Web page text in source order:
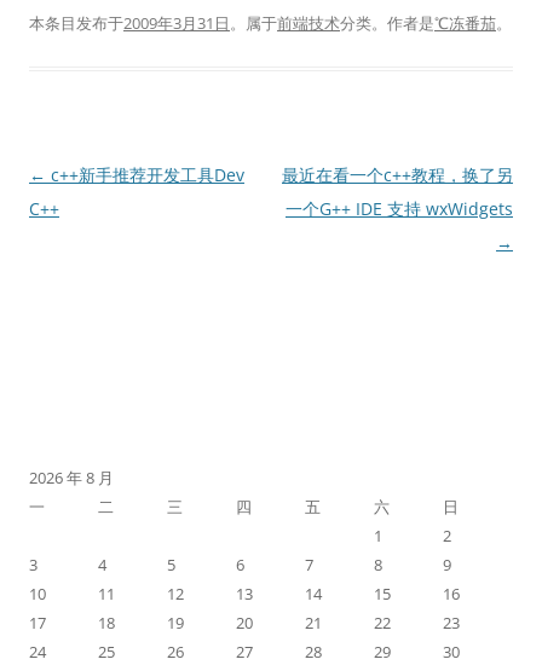
本条目发布于2009年3月31日。属于前端技术分类。 作者是℃冻番茄。
文
章
← c++新手推荐开发工具Dev
C++
最近在看一个c++教程，换了另
一个G++ IDE 支持 wxWidgets
→
2026 年 8 月
一
二 三 四 五 六
日
1
2
3
4 5 6 7 8
9
10
11 12 13 14 15
16
17
18 19 20 21 22
23
24
25 26 27 28 29
30